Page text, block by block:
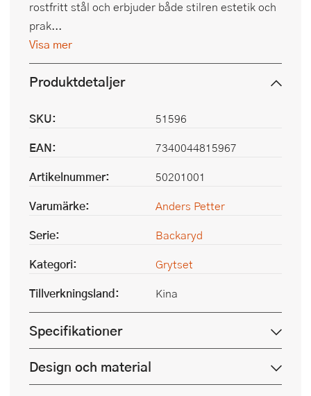
rostfritt stål och erbjuder både stilren estetik och
prak...
Visa mer
Produktdetaljer
SKU:
51596
EAN:
7340044815967
Artikelnummer:
50201001
Varumärke:
Anders Petter
Serie:
Backaryd
Kategori:
Grytset
Tillverkningsland:
Kina
Specifikationer
Design och material